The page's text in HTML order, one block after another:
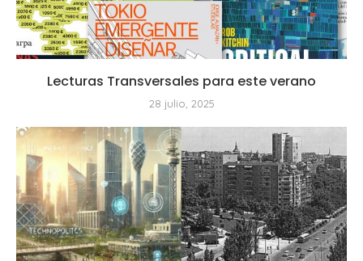
Lecturas Transversales para este verano
28 julio, 2025